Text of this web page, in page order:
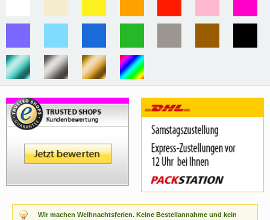
Wir machen Weihnachtsferien. Keine Bestellannahme und kein